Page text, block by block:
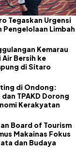
Tegaskan Urgensi
Pengelolaan Limbah
Kemarau
Bersih ke
di Sitaro
di Ondong:
TPAKD Dorong
Kerakyatan
Board of Tourism
Makainas Fokus
dan Budaya